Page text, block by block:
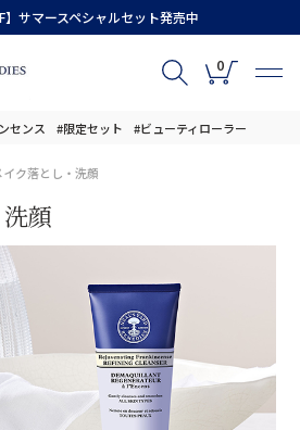
】サマースペシャルセット発売中
0
センス #限定セット #ビューティローラー
イク落とし・洗顔
顔